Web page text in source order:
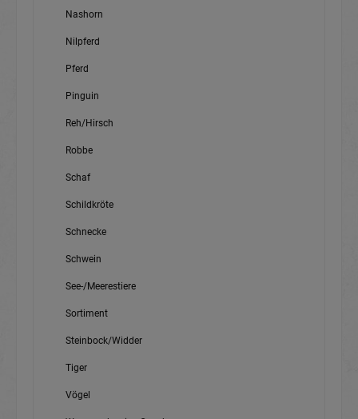
Nashorn
Nilpferd
Pferd
Pinguin
Reh/Hirsch
Robbe
Schaf
Schildkröte
Schnecke
Schwein
See-/Meerestiere
Sortiment
Steinbock/Widder
Tiger
Vögel